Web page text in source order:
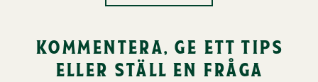
kommentera, ge ett tips
eller ställ en fråga